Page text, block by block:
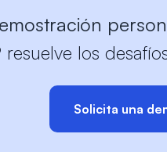
resuelve los
Solicita una